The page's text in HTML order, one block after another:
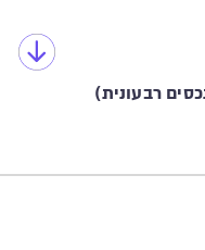
רבעונית)